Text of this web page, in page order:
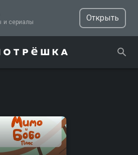
ТВ, фильмы и сериалы
Открыть